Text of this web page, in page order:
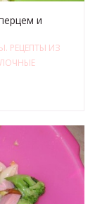
и
РЕЦЕПТЫ ИЗ